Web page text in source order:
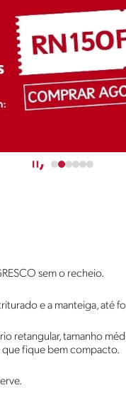
sem o recheio.
e a manteiga, até
retangular, tamanho
que fique bem compacto.